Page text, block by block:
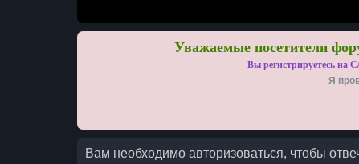
Уважаемые посетители
Вы регистрируетесь на
Я
Вам необходимо авторизоваться, чтобы